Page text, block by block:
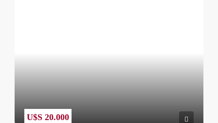
U$S 20.000